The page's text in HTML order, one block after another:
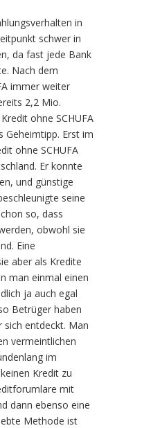
in
schwer in
da fast jede Bank
Nach dem
immer weiter
2,2 Mio.
ohne SCHUFA
Geheimtipp. Erst im
ohne SCHUFA
Er konnte
und günstige
seine
so, dass
obwohl sie
Eine
aber als Kredite
man einmal einen
ja auch egal
Betrüger haben
sich entdeckt. Man
vermeintlichen
im
Kredit zu
mit
dann ebenso eine
Methode ist